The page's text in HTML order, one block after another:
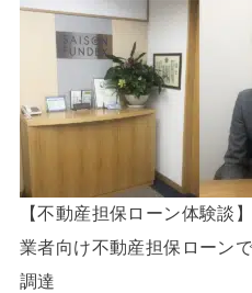
【不動産担保ローン体験談
業者向け不動産担保ローン
調達